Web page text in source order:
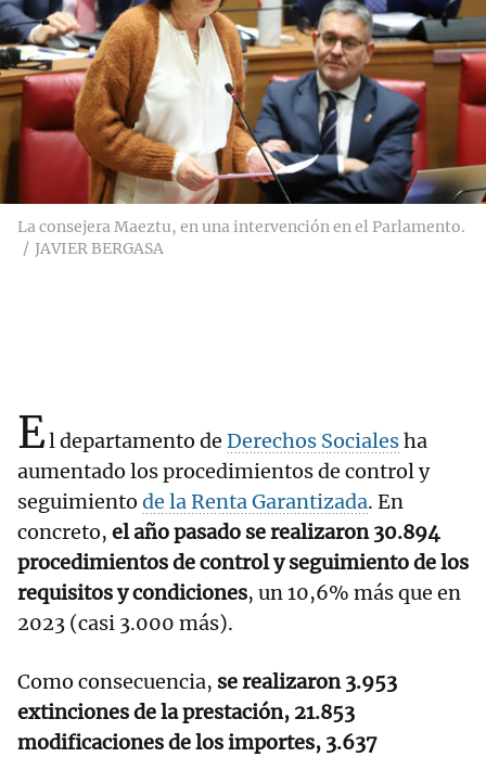
La consejera Maeztu, en una intervención en el Parlamento.
JAVIER BERGASA
El departamento de Derechos Socialesha
aumentado los procedimientos de control y
seguimiento de la Renta Garantizada. En
concreto, el año pasado se realizaron 30.894
procedimientos de control y seguimiento de los
requisitos y condiciones, un 10,6% más que en
2023 (casi 3.000 más).
Como consecuencia, se realizaron 3.953
extinciones de la prestación, 21.853
modificaciones de los importes, 3.637